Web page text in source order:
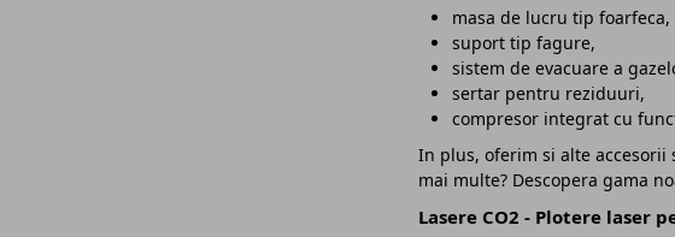
masa de lucru tip foarfeca,
suport tip fagure,
sistem de evacuare a
sertar pentru reziduuri,
compresor integrat cu
In plus, oferim si alte accesorii
mai multe? Descopera gama
Lasere CO2 - Plotere laser